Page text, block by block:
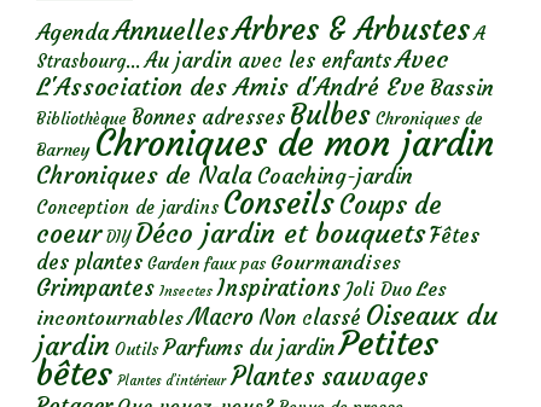
AgendaAnnuellesArbres & Arbustes A
Strasbourg... Au jardin avec les enfantsAvec
L'Association des Amis d'André Eve Bassin
Bibliothèque Bonnes adresses Bulbes Chroniques de
Barney Chroniques de mon jardin
Chroniques de Nala Coaching-jardin
Conception de jardins ConseilsCoups de
coeur DIY Déco jardin et bouquetsFêtes
des plantes Garden faux pas Gourmandises
Grimpantes Insectes Inspirations Joli Duo Les
incontournables Macro Non classé Oiseaux du
jardin Outils Parfums du jardinPetites
bêtes Plantes d’intérieur Plantes sauvages